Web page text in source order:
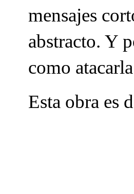
mensajes
abstracto. Y
como
Esta obra es